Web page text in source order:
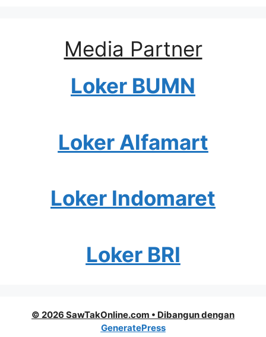
Media Partner
Loker BUMN
Loker Alfamart
Loker Indomaret
Loker BRI
© 2026 SawTakOnline.com • Dibangun dengan
GeneratePress